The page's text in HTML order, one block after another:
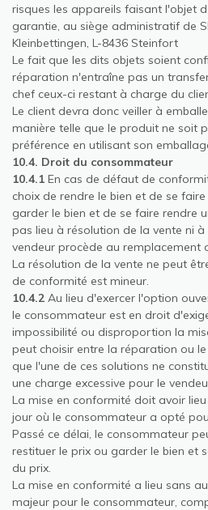
risques les appareils faisant l'objet
garantie, au siège administratif de
Kleinbettingen, L-8436 Steinfort
Le fait que les dits objets soient
réparation n'entraîne pas un
chef ceux-ci restant à charge du
Le client devra donc veiller à
manière telle que le produit ne soit
préférence en utilisant son
10.4. Droit du consommateur
10.4.1 En cas de défaut de
choix de rendre le bien et de se
garder le bien et de se faire rendre
pas lieu à résolution de la vente ni
vendeur procède au remplacement
La résolution de la vente ne peut
de conformité est mineur.
10.4.2 Au lieu d'exercer l'option
le consommateur est en droit
impossibilité ou disproportion la
peut choisir entre la réparation ou
que l'une de ces solutions ne
une charge excessive pour le
La mise en conformité doit avoir
jour où le consommateur a opté
Passé ce délai, le consommateur
restituer le prix ou garder le bien et
du prix.
La mise en conformité a lieu sans
majeur pour le consommateur,